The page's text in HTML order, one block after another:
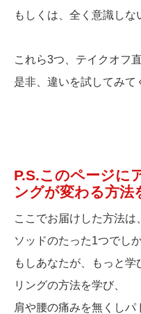
もしくは、全く意識しな
これら3つ、テイクオフ
是非、違いを試してみて
P.S.このページに
ングが変わる方法
ここでお届けした方法は
ソッドのたった1つでし
もしあなたが、もっと
リングの方法を学び、
肩や腰の痛みを無くし